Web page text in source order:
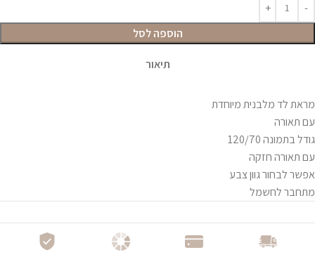
הוספה לסל
תיאור
מראת לד מלבנית מיוחדת
עם תאורה
גודל בתמונה 120/70
עם תאורה חזקה
אפשר לבחור גוון צבע
מתחבר לחשמל